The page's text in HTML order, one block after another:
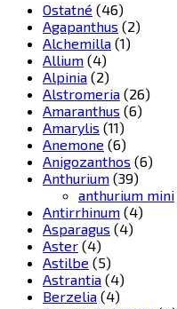
Ostatné (46)
Agapanthus (2)
Alchemilla (1)
Allium (4)
Alpinia (2)
Alstromeria (26)
Amaranthus (6)
Amarylis (11)
Anemone (6)
Anigozanthos (6)
Anthurium (39)
anthurium mini
Antirrhinum (4)
Asparagus (4)
Aster (4)
Astilbe (5)
Astrantia (4)
Berzelia (4)